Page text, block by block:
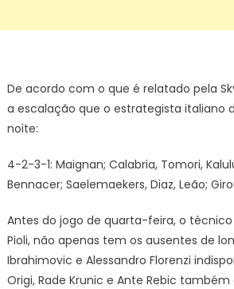
De acordo com o que é relatado pela
a escalação que o estrategista italiano
noite:
4-2-3-1: Maignan; Calabria, Tomori,
Bennacer; Saelemaekers, Diaz, Leão;
Antes do jogo de quarta-feira, o técnico
Pioli, não apenas tem os ausentes de
Ibrahimovic e Alessandro Florenzi
Origi, Rade Krunic e Ante Rebic